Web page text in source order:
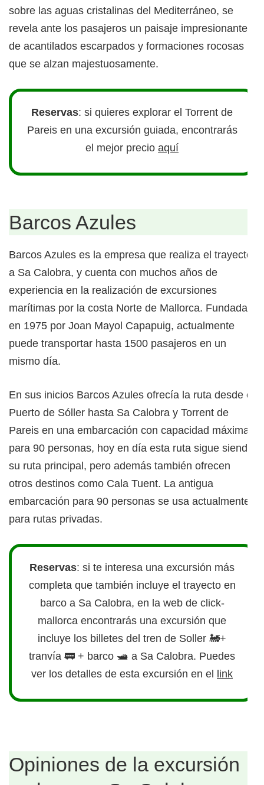
sobre las aguas cristalinas del Mediterráneo, se
revela ante los pasajeros un paisaje impresionante
de acantilados escarpados y formaciones rocosas
que se alzan majestuosamente.
Reservas: si quieres explorar el Torrent de
Pareis en una excursión guiada, encontrarás
el mejor precio aquí
Barcos Azules
Barcos Azules es la empresa que realiza el trayecto
a Sa Calobra, y cuenta con muchos años de
experiencia en la realización de excursiones
marítimas por la costa Norte de Mallorca. Fundada
en 1975 por Joan Mayol Capapuig, actualmente
puede transportar hasta 1500 pasajeros en un
mismo día.
En sus inicios Barcos Azules ofrecía la ruta desde el
Puerto de Sóller hasta Sa Calobra y Torrent de
Pareis en una embarcación con capacidad máxima
para 90 personas, hoy en día esta ruta sigue siendo
su ruta principal, pero además también ofrecen
otros destinos como Cala Tuent. La antigua
embarcación para 90 personas se usa actualmente
para rutas privadas.
Reservas: si te interesa una excursión más
completa que también incluye el trayecto en
barco a Sa Calobra, en la web de click-
mallorca encontrarás una excursión que
incluye los billetes del tren de Soller 🚂​+
tranvía 🚃​ + barco 🛥️​ a Sa Calobra. Puedes
ver los detalles de esta excursión en el
link
Opiniones de la excursión